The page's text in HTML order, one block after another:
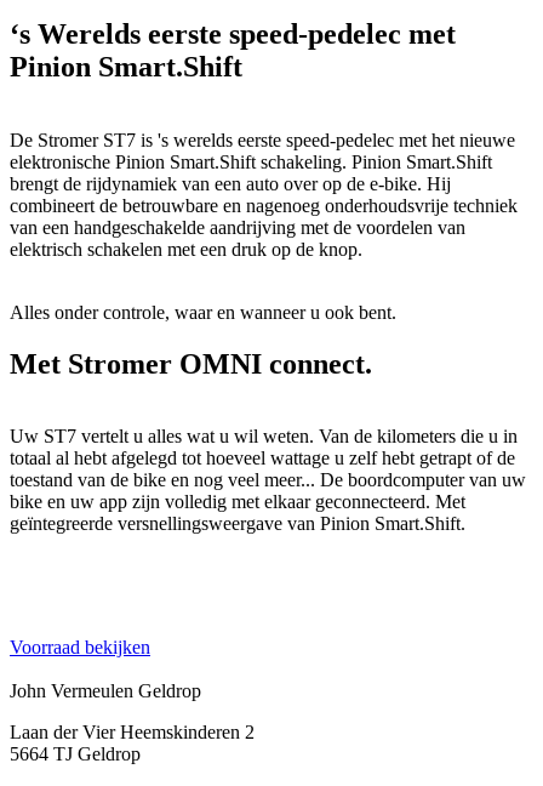
‘s Werelds eerste speed-pedelec met
Pinion Smart.Shift
De Stromer ST7 is 's werelds eerste speed-pedelec met het nieuwe
elektronische Pinion Smart.Shift schakeling. Pinion Smart.Shift
brengt de rijdynamiek van een auto over op de e-bike. Hij
combineert de betrouwbare en nagenoeg onderhoudsvrije techniek
van een handgeschakelde aandrijving met de voordelen van
elektrisch schakelen met een druk op de knop.
Alles onder controle, waar en wanneer u ook bent.
Met Stromer OMNI connect.
Uw ST7 vertelt u alles wat u wil weten. Van de kilometers die u in
totaal al hebt afgelegd tot hoeveel wattage u zelf hebt getrapt of de
toestand van de bike en nog veel meer... De boordcomputer van uw
bike en uw app zijn volledig met elkaar geconnecteerd. Met
geïntegreerde versnellingsweergave van Pinion Smart.Shift.
Voorraad bekijken
John Vermeulen Geldrop
Laan der Vier Heemskinderen 2
5664 TJ Geldrop